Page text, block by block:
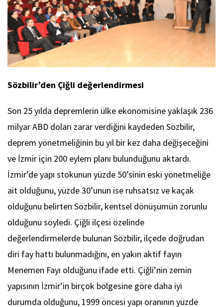
Sözbilir’den Çiğli değerlendirmesi
Son 25 yılda depremlerin ülke ekonomisine yaklaşık 236
milyar ABD doları zarar verdiğini kaydeden Sözbilir,
deprem yönetmeliğinin bu yıl bir kez daha değişeceğini
ve İzmir için 200 eylem planı bulunduğunu aktardı.
İzmir’de yapı stokunun yüzde 50’sinin eski yönetmeliğe
ait olduğunu, yüzde 30’unun ise ruhsatsız ve kaçak
olduğunu belirten Sözbilir, kentsel dönüşümün zorunlu
olduğunu söyledi. Çiğli ilçesi özelinde
değerlendirmelerde bulunan Sözbilir, ilçede doğrudan
diri fay hattı bulunmadığını, en yakın aktif fayın
Menemen Fayı olduğunu ifade etti. Çiğli’nin zemin
yapısının İzmir’in birçok bölgesine göre daha iyi
durumda olduğunu, 1999 öncesi yapı oranının yüzde